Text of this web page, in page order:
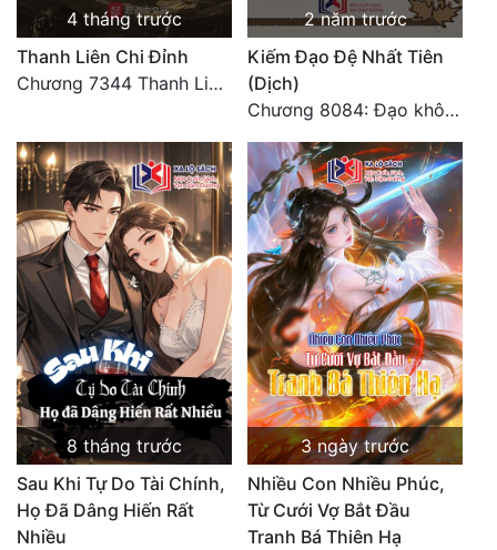
4 tháng trước
Thanh Liên Chi Đỉnh
Chương 7344 Thanh Liên đỉnh (Đại kết cục) (2) HẾT.
2 năm trước
Kiếm Đạo Đệ Nhất Tiên
(Dịch)
Chương 8084: Đạo không bờ bến (Đại kết cục) (10)
8 tháng trước
Sau Khi Tự Do Tài Chính,
Họ Đã Dâng Hiến Rất
Nhiều
3 ngày trước
Nhiều Con Nhiều Phúc,
Từ Cưới Vợ Bắt Đầu
Tranh Bá Thiên Hạ